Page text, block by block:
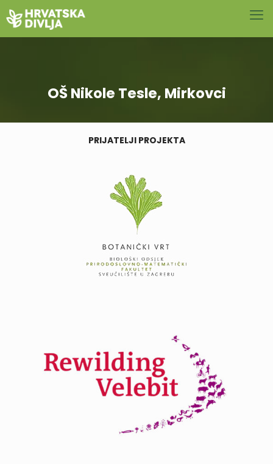
OŠ Nikole Tesle, Mirkovci
PRIJATELJI PROJEKTA